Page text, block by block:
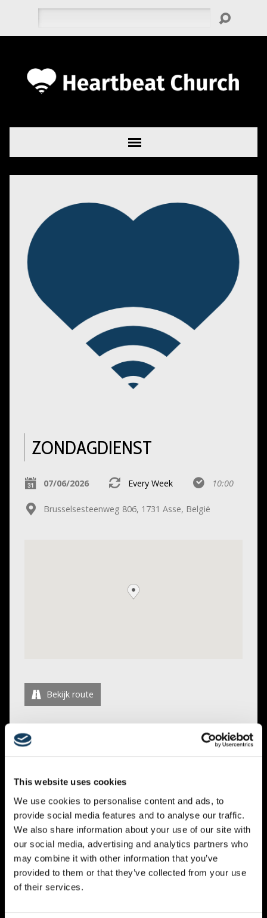
This website uses cookies
We use cookies to personalise content and ads, to
provide social media features and to analyse our traffic.
We also share information about your use of our site with
our social media, advertising and analytics partners who
may combine it with other information that you’ve
provided to them or that they’ve collected from your use
of their services.
ZONDAGDIENST
07/06/2026 Every Week 10:00
Brusselsesteenweg 806, 1731 Asse, België
Bekijk route
De Heartbeat Church zondagsdienst is een tijd van
wekelijkse viering waar we allemaal ons hart
wat de Heer heeft gedaan en wie Hij voor ons is. Het is
lofprijzing en het delen van het Woord van God
doorheen onze levende ervaring. Af en toe ontvangen
we gastsprekers tijdens onze zondagsdiensten. Extra
info vind je onder ‘Evenementen‘ op deze website. Ons
hart gaat uit naar onze kinderen als de volgende
generatie. In de eerste plaats willen we hen betrekken
bij onze Heartbeat Church Familie. Op een gewone